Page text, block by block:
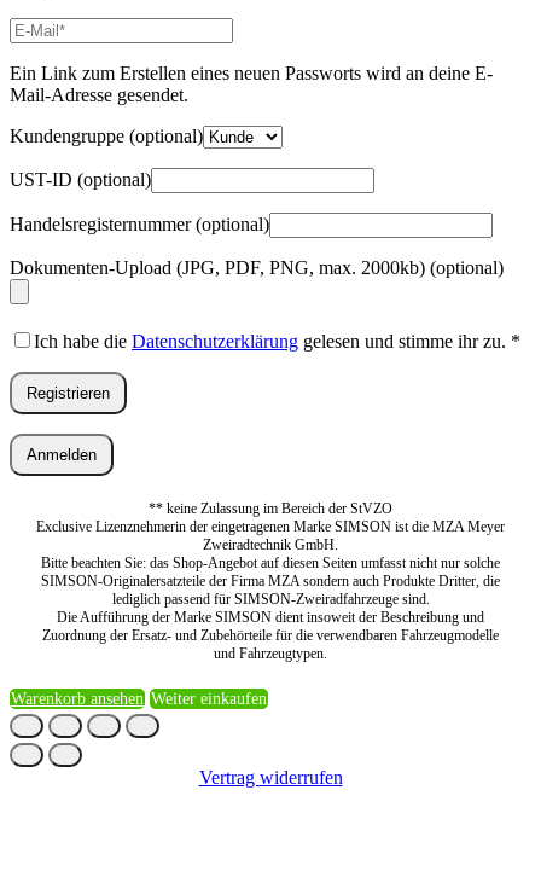
E-
Mail-
Adresse*
Erforderlich
Ein Link zum Erstellen eines neuen Passworts wird an deine E-
Mail-Adresse gesendet.
Kundengruppe (optional)
UST-ID (optional)
Handelsregisternummer(optional)
Dokumenten-Upload (JPG, PDF, PNG, max. 2000kb) (optional)
Ich habe die Datenschutzerklärung gelesen und stimme ihr zu. *
Registrieren
Anmelden
** keine Zulassung im Bereich der StVZO
Exclusive Lizenznehmerin der eingetragenen Marke SIMSON ist die MZA Meyer
Zweiradtechnik GmbH.
Bitte beachten Sie: das Shop-Angebot auf diesen Seiten umfasst nicht nur solche
SIMSON-Originalersatzteile der Firma MZA sondern auch Produkte Dritter, die
lediglich passend für SIMSON-Zweiradfahrzeuge sind.
Die Aufführung der Marke SIMSON dient insoweit der Beschreibung und
Zuordnung der Ersatz- und Zubehörteile für die verwendbaren Fahrzeugmodelle
und Fahrzeugtypen.
Warenkorb ansehen Weiter einkaufen
Vertrag widerrufen